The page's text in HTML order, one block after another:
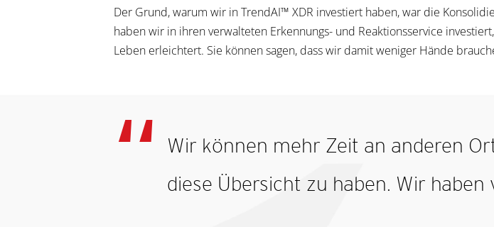
Der Grund, warum wir in TrendAI™ XDR investiert haben, war die
haben wir in ihren verwalteten Erkennungs- und Reaktionsservice
Leben erleichtert. Sie können sagen, dass wir damit weniger Hände
Wir können mehr Zeit an anderen
diese Übersicht zu haben. Wir